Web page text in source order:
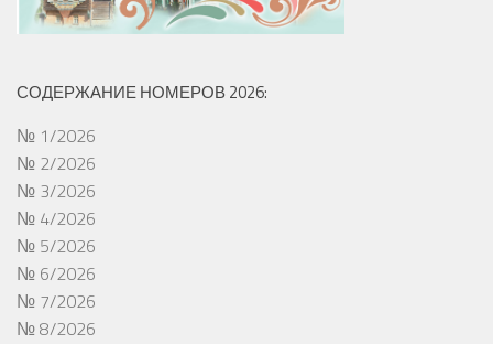
СОДЕРЖАНИЕ НОМЕРОВ 2026:
№ 1/2026
№ 2/2026
№ 3/2026
№ 4/2026
№ 5/2026
№ 6/2026
№ 7/2026
№ 8/2026